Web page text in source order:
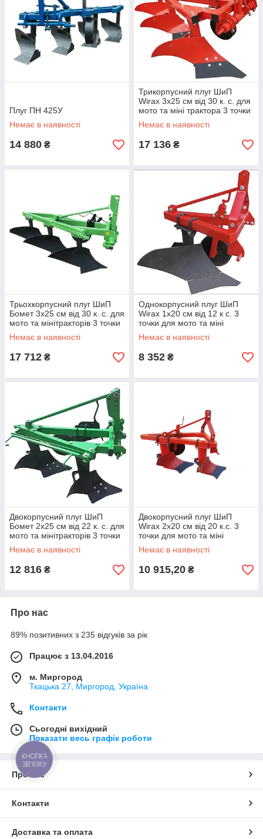
Плуг ПН 425У
Немає в наявності
14 880 ₴
Трикорпусний плуг ШиП
Wirax 3x25 см від 30 к. с. для
мото та міні трактора 3 точки
Немає в наявності
17 136 ₴
Трьохкорпусний плуг ШиП
Бомет 3x25 см від 30 к. с. для
мото та мінітракторів 3 точки
Немає в наявності
17 712 ₴
Однокорпусний плуг ШиП
Wirax 1x20 см від 12 к с. 3
точки для мото та міні
тракторів
Немає в наявності
8 352 ₴
Двокорпусний плуг ШиП
Бомет 2x25 см від 22 к. с. для
мото та мінітракторів 3 точки
Немає в наявності
12 816 ₴
Двокорпусний плуг ШиП
Wirax 2x20 см від 20 к.с. 3
точки для мото та міні
тракторів
Немає в наявності
10 915,20 ₴
Про нас
89% позитивних з 235 відгуків за рік
Працює з 13.04.2016
м. Миргород
Ткацька 27, Миргород, Україна
Контакти
Сьогодні вихідний
Показати весь графік роботи
Про нас
Контакти
Доставка та оплата
КНОПКА
ЗВ'ЯЗКУ